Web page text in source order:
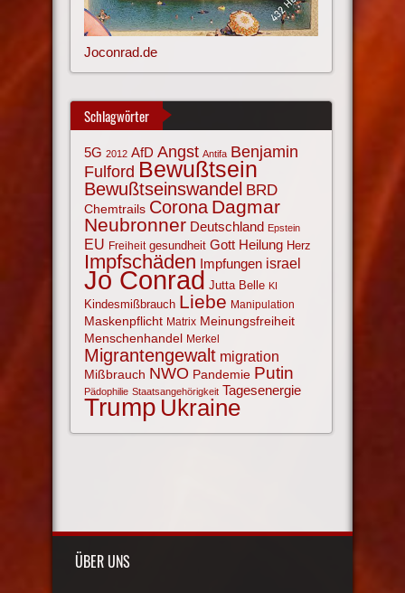
Joconrad.de
Schlagwörter
5G 2012 AfD Angst Antifa Benjamin
Fulford Bewußtsein
Bewußtseinswandel BRD
Chemtrails Corona Dagmar
Neubronner Deutschland Epstein
EU Freiheit gesundheit Gott Heilung Herz
Impfschäden Impfungen israel
Jo Conrad Jutta Belle KI
Kindesmißbrauch Liebe Manipulation
Maskenpflicht Matrix Meinungsfreiheit
Menschenhandel Merkel
Migrantengewalt migration
Mißbrauch NWO Pandemie Putin
Pädophilie Staatsangehörigkeit Tagesenergie
Trump Ukraine
ÜBER UNS